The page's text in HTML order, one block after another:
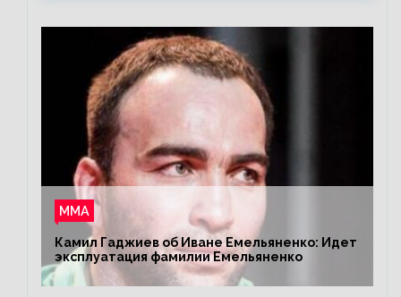
ММА
Камил Гаджиев об Иване Емельяненко: Идет
эксплуатация фамилии Емельяненко